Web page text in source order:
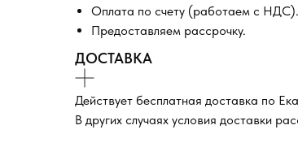
Оплата по счету (работаем с НДС).
Предоставляем рассрочку.
ДОСТАВКА
Действует бесплатная доставка по
В других случаях условия доставки